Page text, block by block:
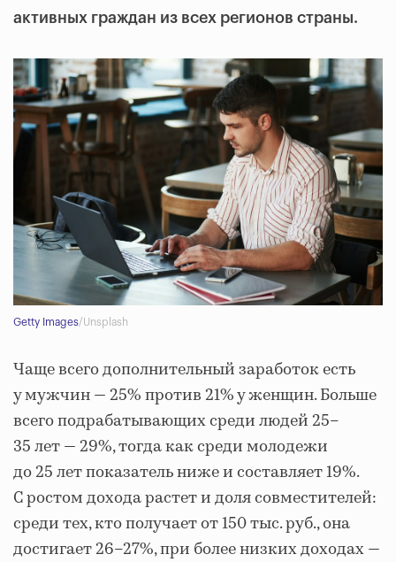
активных граждан из всех регионов страны.
Getty Images/Unsplash
Чаще всего дополнительный заработок есть
у мужчин — 25% против 21% у женщин. Больше
всего подрабатывающих среди людей 25–
35 лет — 29%, тогда как среди молодежи
до 25 лет показатель ниже и составляет 19%.
С ростом дохода растет и доля совместителей:
среди тех, кто получает от 150 тыс. руб., она
достигает 26–27%, при более низких доходах —